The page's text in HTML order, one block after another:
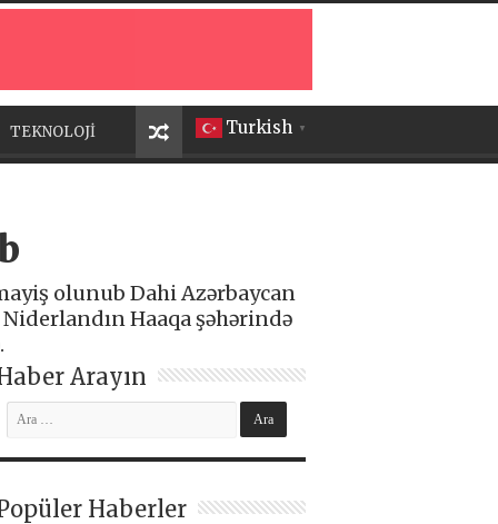
Turkish ▼
TEKNOLOJİ
olunub Dahi Azərbaycan
Haaqa şəhərində
Arayın
Haberler